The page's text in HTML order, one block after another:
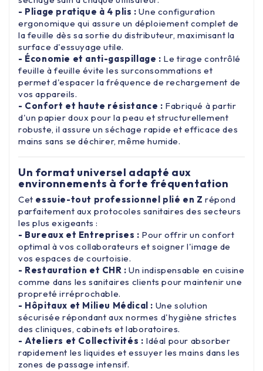
- Pliage pratique à 4 plis : Une configuration
ergonomique qui assure un déploiement complet de
la feuille dès sa sortie du distributeur, maximisant la
surface d'essuyage utile.
- Économie et anti-gaspillage : Le tirage contrôlé
feuille à feuille évite les surconsommations et
permet d'espacer la fréquence de rechargement de
vos appareils.
- Confort et haute résistance : Fabriqué à partir
d'un papier doux pour la peau et structurellement
robuste, il assure un séchage rapide et efficace des
mains sans se déchirer, même humide.
Un format universel adapté aux
environnements à forte fréquentation
Cet essuie-tout professionnel plié en Z répond
parfaitement aux protocoles sanitaires des secteurs
les plus exigeants :
- Bureaux et Entreprises : Pour offrir un confort
optimal à vos collaborateurs et soigner l'image de
vos espaces de courtoisie.
- Restauration et CHR : Un indispensable en cuisine
comme dans les sanitaires clients pour maintenir une
propreté irréprochable.
- Hôpitaux et Milieu Médical : Une solution
sécurisée répondant aux normes d'hygiène strictes
des cliniques, cabinets et laboratoires.
- Ateliers et Collectivités : Idéal pour absorber
rapidement les liquides et essuyer les mains dans les
zones de passage intensif.